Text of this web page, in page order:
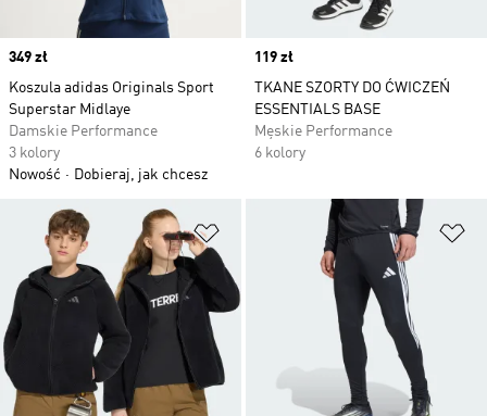
Price
349 zł
Koszula adidas Originals Sport
Superstar Midlaye
Damskie Performance
3 kolory
Nowość
Dobieraj, jak chcesz
Price
119 zł
TKANE SZORTY DO ĆWICZEŃ
ESSENTIALS BASE
Męskie Performance
6 kolory
Dodaj do listy życzeń